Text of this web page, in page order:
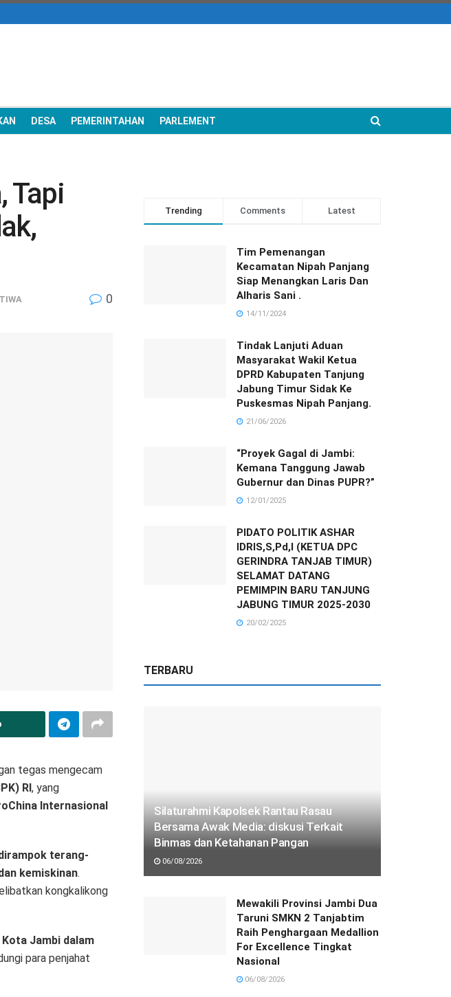
DESA PEMERINTAHAN PARLEMENT
Tapi
0
tegas mengecam
RI, yang
Internasional
terang-
kemiskinan.
kongkalikong
Jambi dalam
para penjahat
Trending Comments Latest
Tim Pemenangan
Kecamatan Nipah Panjang
Siap Menangkan Laris Dan
Alharis Sani .
14/11/2024
Tindak Lanjuti Aduan
Masyarakat Wakil Ketua
DPRD Kabupaten Tanjung
Jabung Timur Sidak Ke
Puskesmas Nipah Panjang.
21/06/2026
“Proyek Gagal di Jambi:
Kemana Tanggung Jawab
Gubernur dan Dinas PUPR?”
12/01/2025
PIDATO POLITIK ASHAR
IDRIS,S,Pd,I (KETUA DPC
GERINDRA TANJAB TIMUR)
SELAMAT DATANG
PEMIMPIN BARU TANJUNG
JABUNG TIMUR 2025-2030
20/02/2025
TERBARU
Silaturahmi Kapolsek Rantau Rasau
Bersama Awak Media: diskusi Terkait
Binmas dan Ketahanan Pangan
06/08/2026
Mewakili Provinsi Jambi Dua
Taruni SMKN 2 Tanjabtim
Raih Penghargaan Medallion
For Excellence Tingkat
Nasional
06/08/2026